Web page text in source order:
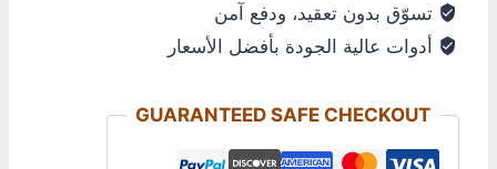
تسوّق بدون تعقيد، ودفع آمن
أدوات عالية الجودة بأفضل الأسعار
GUARANTEED SAFE CHECKOUT